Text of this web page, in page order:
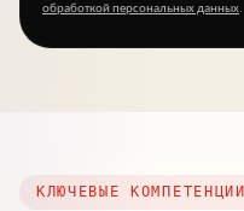
обработкой персональных данных.
КЛЮЧЕВЫЕ КОМПЕТЕНЦИИ